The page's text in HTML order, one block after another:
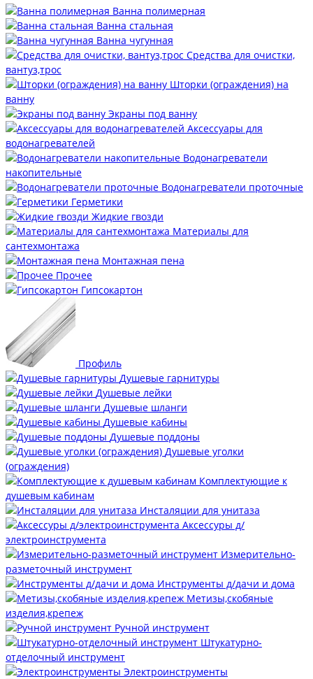
Ванна полимерная
Ванна стальная
Ванна чугунная
Средства для очистки,
вантуз,трос
Шторки (ограждения) на
ванну
Экраны под ванну
Аксессуары для
водонагревателей
Водонагреватели
накопительные
Водонагреватели проточные
Герметики
Жидкие гвозди
Материалы для
сантехмонтажа
Монтажная пена
Прочее
Гипсокартон
Профиль
Душевые гарнитуры
Душевые лейки
Душевые шланги
Душевые кабины
Душевые поддоны
Душевые уголки
(ограждения)
Комплектующие к
душевым кабинам
Инсталяции для унитаза
Аксессуры д/
электроинструмента
Измерительно-
разметочный инструмент
Инструменты д/дачи и дома
Метизы,скобяные
изделия,крепеж
Ручной инструмент
Штукатурно-
отделочный инструмент
Электроинструменты